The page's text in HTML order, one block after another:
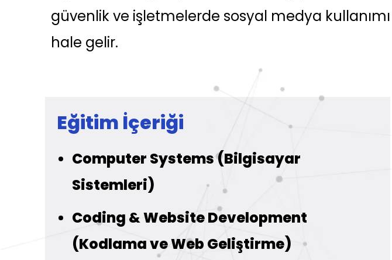
güvenlik ve işletmelerde sosyal medya
hale gelir.
Eğitim İçeriği
Computer Systems (Bilgisayar
Sistemleri)
Coding & Website Development
(Kodlama ve Web Geliştirme)